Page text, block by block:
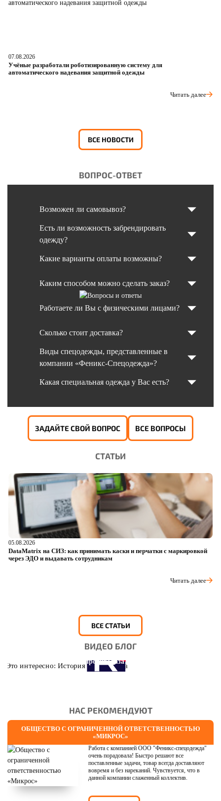
07.08.2026
Учёные разработали роботизированную систему для
автоматического надевания защитной одежды
Читать далее
ВСЕ НОВОСТИ
ВОПРОС-ОТВЕТ
Возможен ли самовывоз?
Есть ли возможность забрендировать
одежду?
Какие варианты оплаты возможны?
Каким способом можно сделать заказ?
Работаете ли Вы с физическими лицами?
Сколько стоит доставка?
Виды спецодежды, представленные в
компании «Феникс-Спецодежда»?
Какая специальная одежда у Вас есть?
ЗАДАЙТЕ СВОЙ ВОПРОС ВСЕ ВОПРОСЫ
СТАТЬИ
05.08.2026
DataMatrix на СИЗ: как принимать каски и перчатки с маркировкой
через ЭДО и выдавать сотрудникам
Читать далее
ВСЕ СТАТЬИ
ВИДЕО БЛОГ
Это интересно: История противогаза
НАС РЕКОМЕНДУЮТ
ОБЩЕСТВО С ОГРАНИЧЕННОЙ ОТВЕТСТВЕННОСТЬЮ
«МИКРОС»
Работа с компанией ООО "Феникс-спецодежда"
очень порадовала! Быстро решают все
поставленные задачи, товар всегда доставляют
вовремя и без нареканий. Чувствуется, что в
данной компании слаженный коллектив.